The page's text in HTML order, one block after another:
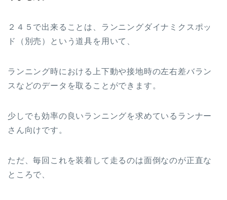
２４５で出来ることは、ランニングダイナミクスポッ
ド（別売）という道具を用いて、
ランニング時における上下動や接地時の左右差バラン
スなどのデータを取ることができます。
少しでも効率の良いランニングを求めているランナー
さん向けです。
ただ、毎回これを装着して走るのは面倒なのが正直な
ところで、